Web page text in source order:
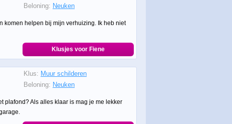
Beloning: Neuken
komen helpen bij mijn verhuizing. Ik heb niet
Klusjes voor Fiene
Klus: Muur schilderen
Beloning: Neuken
plafond? Als alles klaar is mag je me lekker